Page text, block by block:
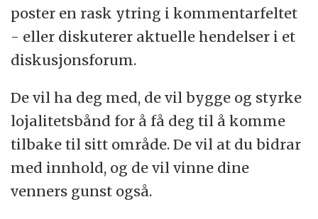
poster en rask ytring i kommentarfeltet
- eller diskuterer aktuelle hendelser i et
diskusjonsforum.
De vil ha deg med, de vil bygge og styrke
lojalitetsbånd for å få deg til å komme
tilbake til sitt område. De vil at du bidrar
med innhold, og de vil vinne dine
venners gunst også.